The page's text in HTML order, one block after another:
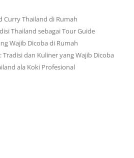
Curry Thailand di Rumah
Thailand sebagai Tour Guide
Wajib Dicoba di Rumah
dan Kuliner yang Wajib Dicoba
ala Koki Profesional